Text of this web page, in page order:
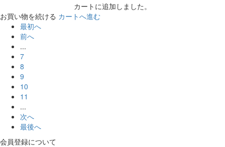
カートに追加しました。
お買い物を続ける カートへ進む
最初へ
前へ
...
7
8
9
10
11
...
次へ
最後へ
会員登録について